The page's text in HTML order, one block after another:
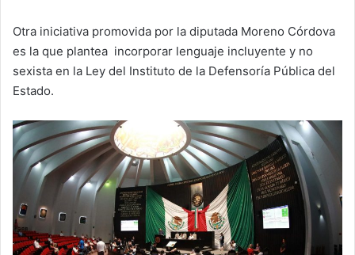
Otra iniciativa promovida por la diputada Moreno Córdova
es la que plantea incorporar lenguaje incluyente y no
sexista en la Ley del Instituto de la Defensoría Pública del
Estado.